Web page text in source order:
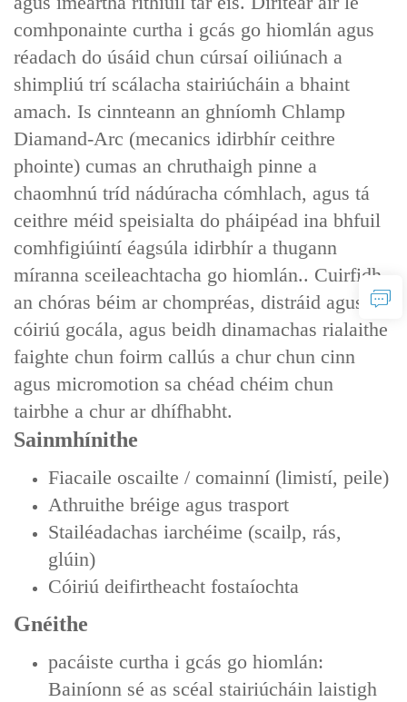
comhponainte curtha i gcás go hiomlán agus
réadach do úsáid chun cúrsaí oiliúnach a
shimpliú trí scálacha stairiúcháin a bhaint
amach. Is cinnteann an ghníomh Chlamp
Diamand-Arc (mecanics idirbhír ceithre
phointe) cumas an chruthaigh pinne a
chaomhnú tríd nádúracha cómhlach, agus tá
ceithre méid speisialta do pháipéad ina bhfuil
comhfigiúintí éagsúla idirbhír a thugann
míranna sceileachtacha go hiomlán.. Cuirfidh
an chóras béim ar chompréas, distráid agus
cóiriú gocála, agus beidh dinamachas rialaithe
faighte chun foirm callús a chur chun cinn
agus micromotion sa chéad chéim chun
tairbhe a chur ar dhífhabht.
Sainmhínithe
Fiacaile oscailte / comainní (limistí, peile)
Athruithe bréige agus trasport
Stailéadachas iarchéime (scailp, rás,
glúin)
Cóiriú deifirtheacht fostaíochta
Gnéithe
pacáiste curtha i gcás go hiomlán:
Bainíonn sé as scéal stairiúcháin laistigh